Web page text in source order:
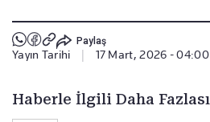
Paylaş
Yayın Tarihi 17 Mart, 2026 - 04:00
Haberle İlgili Daha Fazlası